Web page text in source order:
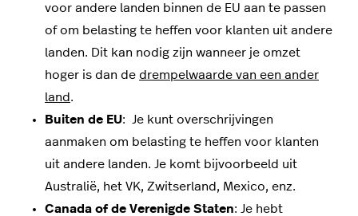
voor andere landen binnen de EU aan te passen
of om belasting te heffen voor klanten uit andere
landen. Dit kan nodig zijn wanneer je omzet
hoger is dan de drempelwaarde van een ander
land .
Buiten de EU: Je kunt overschrijvingen
aanmaken om belasting te heffen voor klanten
uit andere landen. Je komt bijvoorbeeld uit
Australië, het VK, Zwitserland, Mexico, enz.
Canada of de Verenigde Staten: Je hebt